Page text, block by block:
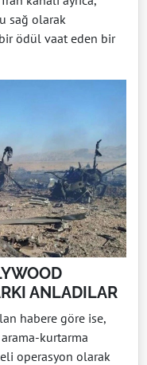
sağ olarak
bir ödül vaat eden bir
ANLADILAR
habere göre ise,
kurtarma
operasyon olarak